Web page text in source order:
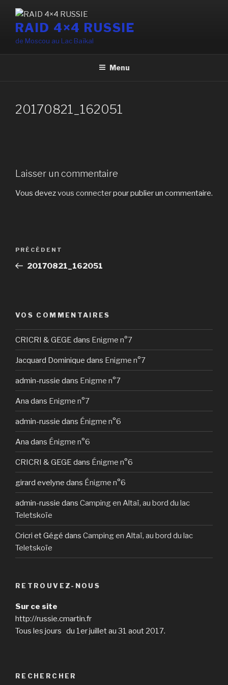
contenu
principal
RAID 4×4 RUSSIE
de Moscou au Lac Baïkal
Menu
20170821_162051
Laisser un commentaire
Vous devezvous connecterpour publier un commentaire.
Navigation
l’article
Article
précédent
PRÉCÉDENT
20170821_162051
VOS COMMENTAIRES
CRICRI & GEGE dans Enigme n°7
Jacquard Dominique dans Enigme n°7
admin-russie dans Enigme n°7
Ana dans Enigme n°7
admin-russie dans Énigme n°6
Ana dans Énigme n°6
CRICRI & GEGE dans Énigme n°6
girard evelyne dans Énigme n°6
admin-russie dans Camping en Altaï, au bord du lac
Teletskoïe
Cricri et Gégé dans Camping en Altaï, au bord du lac
Teletskoïe
RETROUVEZ-NOUS
Sur ce site
http://russie.cmartin.fr
Tous les jours du 1er juillet au 31 aout 2017.
RECHERCHER